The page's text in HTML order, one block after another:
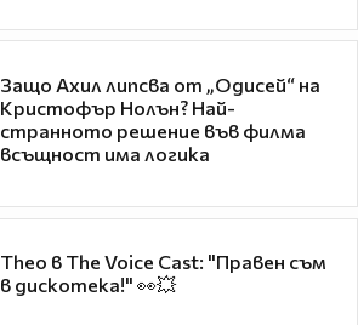
Защо Ахил липсва от „Одисей“ на
Кристофър Нолън? Най-
странното решение във филма
всъщност има логика
Theo в The Voice Cast: "Правен съм
в дискотека!" 👀💥